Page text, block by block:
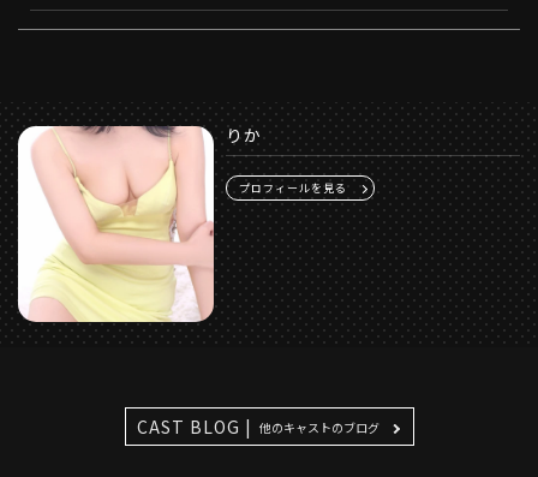
りか
プロフィールを見る
CAST BLOG | 他のキャストのブログ